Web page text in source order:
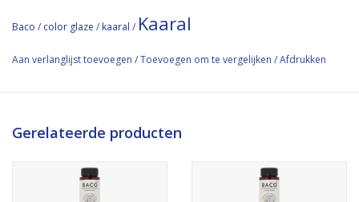
Baco / color glaze / kaaral / Kaaral
Aan verlanglijst toevoegen /Toevoegen om te vergelijken /Afdrukken
Gerelateerde producten